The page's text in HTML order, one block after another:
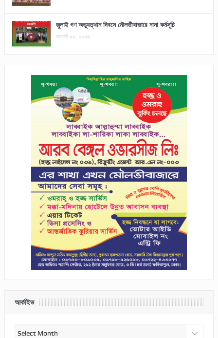
জুলাই গণ অভ্যুত্থান দিবসে মৌলভীবাজারে নানা কর্মসূচি
আগস্ট ০৫, ২০২৬
আর্কাইভ
আর্কাইভ